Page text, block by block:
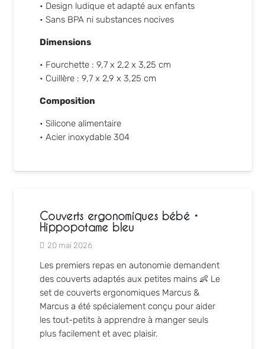
• Design ludique et adapté aux enfants
• Sans BPA ni substances nocives
Dimensions
• Fourchette : 9,7 x 2,2 x 3,25 cm
• Cuillère : 9,7 x 2,9 x 3,25 cm
Composition
• Silicone alimentaire
• Acier inoxydable 304
Couverts ergonomiques bébé •
Hippopotame bleu
20 mai 2026
Les premiers repas en autonomie demandent
des couverts adaptés aux petites mains 👶 Le
set de couverts ergonomiques Marcus &
Marcusa été spécialement conçu pour aider
les tout-petits à apprendre à manger seuls
plus facilement et avec plaisir.